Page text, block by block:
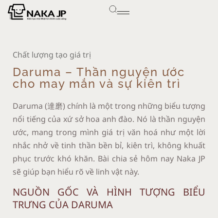
Chất lượng tạo giá trị
Daruma – Thần nguyện ước
cho may mắn và sự kiên trì
Daruma (達磨) chính là một trong những biểu tượng
nổi tiếng của xứ sở hoa anh đào. Nó là thần nguyện
ước, mang trong mình giá trị văn hoá như một lời
nhắc nhở về tinh thần bền bỉ, kiên trì, không khuất
phục trước khó khăn. Bài chia sẻ hôm nay Naka JP
sẽ giúp bạn hiểu rõ về linh vật này.
NGUỒN GỐC VÀ HÌNH TƯỢNG BIỂU
TRƯNG CỦA DARUMA